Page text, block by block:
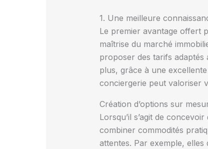
1. Une meilleure
Le premier avantage offert
maîtrise du marché
proposer des tarifs adaptés
plus, grâce à une
conciergerie peut valoriser
Création d’options sur
Lorsqu’il s’agit de
combiner commodités
attentes. Par exemple,